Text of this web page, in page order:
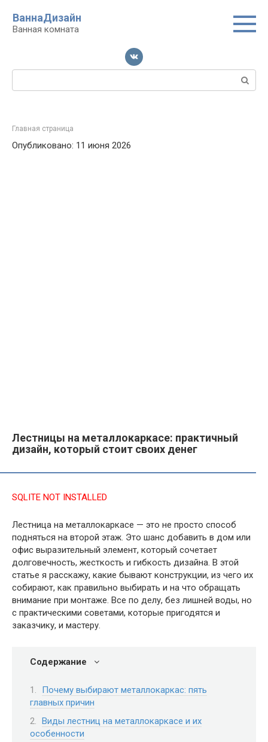
контенту
ВаннаДизайн
Ванная комната
Поиск:
Главная страница
Опубликовано: 11 июня 2026
Лестницы на металлокаркасе: практичный
дизайн, который стоит своих денег
SQLITE NOT INSTALLED
Лестница на металлокаркасе — это не просто способ
подняться на второй этаж. Это шанс добавить в дом или
офис выразительный элемент, который сочетает
долговечность, жесткость и гибкость дизайна. В этой
статье я расскажу, какие бывают конструкции, из чего их
собирают, как правильно выбирать и на что обращать
внимание при монтаже. Все по делу, без лишней воды, но
с практическими советами, которые пригодятся и
заказчику, и мастеру.
Содержание
Почему выбирают металлокаркас: пять
главных причин
Виды лестниц на металлокаркасе и их
особенности